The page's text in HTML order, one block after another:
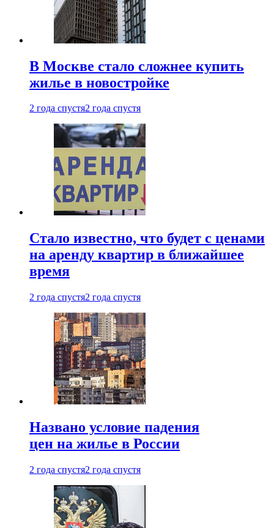
В Москве стало сложнее купить
жилье в новостройке
2 года спустя2 года спустя
Стало известно, что будет с ценами
на аренду квартир в ближайшее
время
2 года спустя2 года спустя
Названо условие падения
цен на жилье в России
2 года спустя2 года спустя